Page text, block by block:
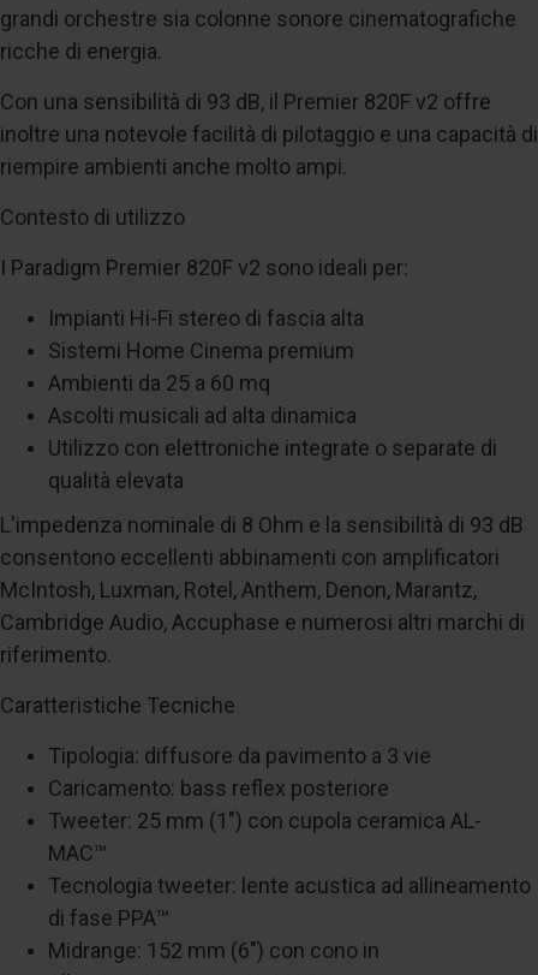
grandi orchestre sia colonne sonore cinematografiche
ricche di energia.
Con una sensibilità di 93 dB, il Premier 820F v2 offre
inoltre una notevole facilità di pilotaggio e una capacità di
riempire ambienti anche molto ampi.
Contesto di utilizzo
I Paradigm Premier 820F v2 sono ideali per:
Impianti Hi-Fi stereo di fascia alta
Sistemi Home Cinema premium
Ambienti da 25 a 60 mq
Ascolti musicali ad alta dinamica
Utilizzo con elettroniche integrate o separate di
qualità elevata
L'impedenza nominale di 8 Ohm e la sensibilità di 93 dB
consentono eccellenti abbinamenti con amplificatori
McIntosh, Luxman, Rotel, Anthem, Denon, Marantz,
Cambridge Audio, Accuphase e numerosi altri marchi di
riferimento.
Caratteristiche Tecniche
Tipologia: diffusore da pavimento a 3 vie
Caricamento: bass reflex posteriore
Tweeter: 25 mm (1") con cupola ceramica AL-
MAC™
Tecnologia tweeter: lente acustica ad allineamento
di fase PPA™
Midrange: 152 mm (6") con cono in